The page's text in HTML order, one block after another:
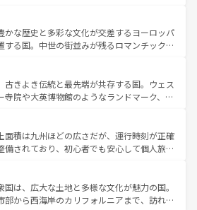
よって風土や気候が異なるスペインはその個
性で訪れる人を魅了する。 なお、新着のスペイン情報は コ
を参照してほしい。
力が詰まっている。華麗な宮殿、歴史的な大
ビーチ、そして豊かな自然が、訪れる者を心
。また、フランスは美食の国としても知ら
パンの発祥地であるランス、プロヴァンスの
ンダー畑など、多彩な楽しみ方が可能だ。さ
外の地域にも魅力が溢れており、どの街角に
を運ぶとそれぞれで全く異なる文化を体験で
きるだろう。 なお、新着のフランス情報はコンテンツ一覧
しい。
かな歴史と多彩な文化が交差するヨーロッパ
する国。中世の街並みが残るロマンチック街
国は、どこを歩いても飽きることがない。ベ
的活気、バイエルン州のアルプスの絶景、そ
沿いのワイン畑といった風景は必見。ビール
にはぜひ体験してほしい。 なお、新着の
コンテンツ一覧を参照してほしい。
古きよき伝統と最先端が共存する国。ウェス
寺院や大英博物館のようなランドマーク、歴
なる魅力がある。また、優雅なアフタヌーン
ル好きにはたまらない英国パブ、サッカー観
だからこそできる体験も豊富。イギリスを旅
照してほしい。
面積は九州ほどの広さだが、運行時刻が正確
備されており、初心者でも安心して個人旅行
まま残る町や、スイスならではのユニークな
、アルプス観光だけでなく町歩きも満喫する
。国民の所得が高いため物価も高いが、旅行
国は、広大な土地と多様な文化が魅力の国。
部から西海岸のカリフォルニアまで、訪れる